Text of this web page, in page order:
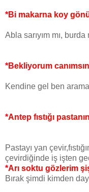
*Bi makarna koy
Abla sarıyım mı, burda
*Bekliyorum canımsın
Kendine gel ben
*Antep fıstığı
Pastayı yan
çevirdiğinde iş işten
*Arı soktu gözlerim
Bırak şimdi kimden